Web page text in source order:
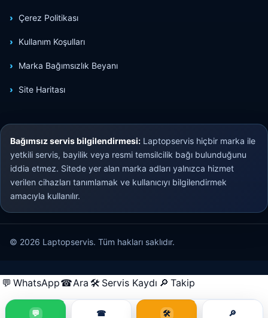
Çerez Politikası
Kullanım Koşulları
Marka Bağımsızlık Beyanı
Site Haritası
Bağımsız servis bilgilendirmesi: Laptopservis hiçbir marka ile
yetkili servis, bayilik veya resmi temsilcilik bağı bulunduğunu
iddia etmez. Sitede yer alan marka adları yalnızca hizmet
verilen cihazları tanımlamak ve kullanıcıyı bilgilendirmek
amacıyla kullanılır.
© 2026 Laptopservis. Tüm hakları saklıdır.
💬 WhatsApp☎Ara 🛠 Servis Kaydı 🔎 Takip
💬 ☎ 🛠 🔎